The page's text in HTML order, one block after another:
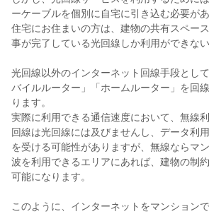
ーケーブルを個別に自宅に引き込む必要が
住宅にお住まいの方は、建物の共有スペー
事が完了している光回線しか利用ができな
光回線以外のインターネット回線手段とし
バイルルーター」「ホームルーター」を回
ります。
実際に利用できる通信速度において、無線
回線は光回線には及びませんし、データ利
を受ける可能性がありますが、無線ならマ
波を利用できるエリアにあれば、建物の制
可能になります。
このように、インターネットをマンション